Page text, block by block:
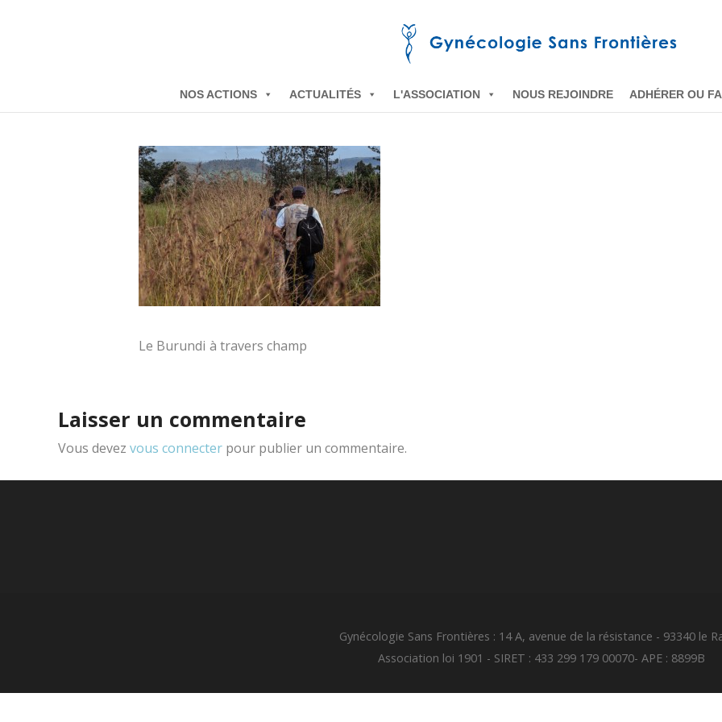
L'ASSOCIATION
NOS ACTIONS ACTUALITÉS NOUS REJOINDRE ADHÉRER OU
Le Burundi à travers champ
Laisser un commentaire
Vous devez vous connecter pour publier un commentaire.
Gynécologie Sans Frontières : 14 A, avenue de la résistance - 93340 le
Association loi 1901 - SIRET : 433 299 179 00070- APE : 8899B